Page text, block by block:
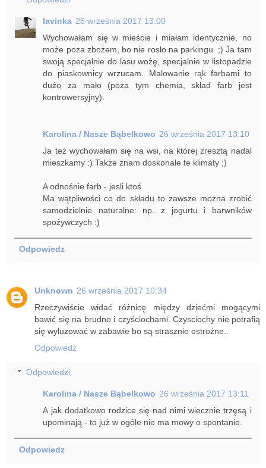
lavinka 26 września 2017 13:00
Wychowałam się w mieście i miałam identycznie, no
może poza zbożem, bo nie rosło na parkingu. ;) Ja tam
swoją specjalnie do lasu wożę, specjalnie w listopadzie
do piaskownicy wrzucam. Malowanie rąk farbami to
dużo za mało (poza tym chemia, skład farb jest
kontrowersyjny).
Karolina / Nasze Bąbelkowo 26 września 2017 13:10
Ja też wychowałam się na wsi, na której zresztą nadal
mieszkamy :) Także znam doskonale te klimaty ;)
A odnośnie farb - jesli ktoś
Ma wątpliwości co do składu to zawsze można zrobić
samodzielnie naturalne: np. z jogurtu i barwników
spożywczych :)
Odpowiedz
Unknown 26 września 2017 10:34
Rzeczywiście widać różnicę między dziećmi mogącymi
bawić się na brudno i czyściochami. Czysciochy nie potrafią
się wyluzować w zabawie bo są strasznie ostrożne..
Odpowiedz
Odpowiedzi
Karolina / Nasze Bąbelkowo 26 września 2017 13:11
A jak dodatkowo rodzice się nad nimi wiecznie trzęsą i
upominają - to już w ogóle nie ma mowy o spontanie.
Odpowiedz